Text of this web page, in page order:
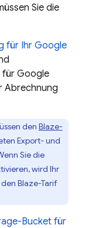
Sie die
für Ihr Google
für Google
Abrechnung
den Blaze-
Export- und
Sie die
wird Ihr
Blaze-Tarif
-Bucket für